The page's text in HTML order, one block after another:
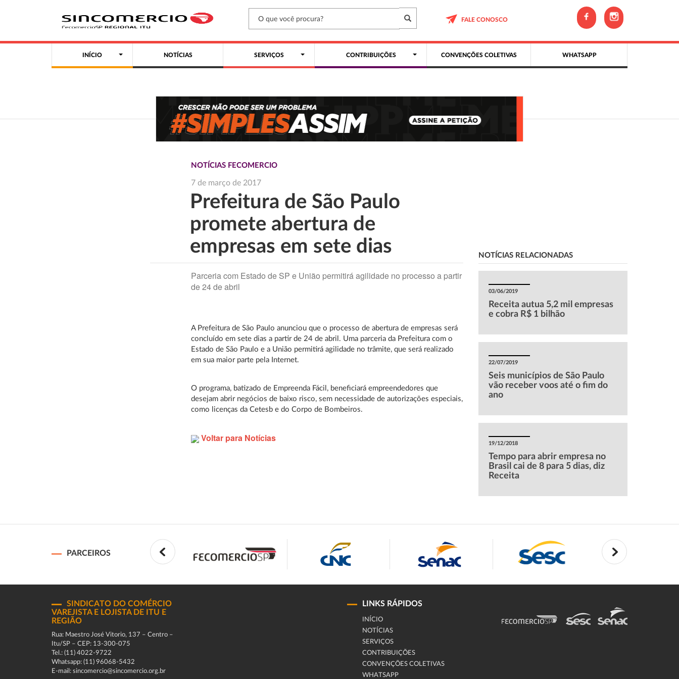
FALE CONOSCO
INÍCIO NOTÍCIAS SERVIÇOS CONTRIBUIÇÕES CONVENÇÕES COLETIVAS WHATSAPP
NOTÍCIAS FECOMERCIO
7 de março de 2017
Prefeitura de São Paulo
promete abertura de
empresas em sete dias
Parceria com Estado de SP e União permitirá agilidade no processo a partir
de 24 de abril
A Prefeitura de São Paulo anunciou que o processo de abertura de empresas será
concluído em sete dias a partir de 24 de abril. Uma parceria da Prefeitura com o
Estado de São Paulo e a União permitirá agilidade no trâmite, que será realizado
em sua maior parte pela Internet.
O programa, batizado de Empreenda Fácil, beneficiará empreendedores que
desejam abrir negócios de baixo risco, sem necessidade de autorizações especiais,
como licenças da Cetesb e do Corpo de Bombeiros.
Voltar para Notícias
NOTÍCIAS RELACIONADAS
03/06/2019
Receita autua 5,2 mil empresas
e cobra R$ 1 bilhão
22/07/2019
Seis municípios de São Paulo
vão receber voos até o fim do
ano
19/12/2018
Tempo para abrir empresa no
Brasil cai de 8 para 5 dias, diz
Receita
PARCEIROS
SINDICATO DO COMÉRCIO
VAREJISTA E LOJISTA DE ITU E
REGIÃO
Rua: Maestro José Vitorio, 137 – Centro –
Itu/SP – CEP: 13-300-075
Tel.: (11) 4022-9722
Whatsapp: (11) 96068-5432
E-mail: sincomercio@sincomercio.org.br
LINKS RÁPIDOS
INÍCIO
NOTÍCIAS
SERVIÇOS
CONTRIBUIÇÕES
CONVENÇÕES COLETIVAS
WHATSAPP